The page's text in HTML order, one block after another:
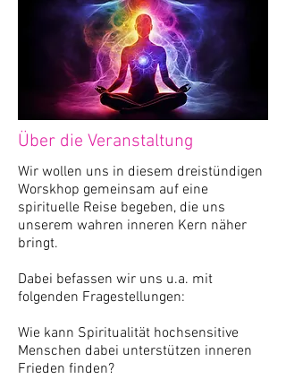
Über die Veranstaltung
Wir wollen uns in diesem dreistündigen
Worskhop gemeinsam auf eine
spirituelle Reise begeben, die uns
unserem wahren inneren Kern näher
bringt.
Dabei befassen wir uns u.a. mit
folgenden Fragestellungen:
Wie kann Spiritualität hochsensitive
Menschen dabei unterstützen inneren
Frieden finden?